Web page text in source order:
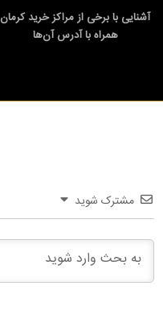
آشنایی با برخی از مراکز خرید کرمان
همراه با آدرس آن‌ها
مشترک شوید